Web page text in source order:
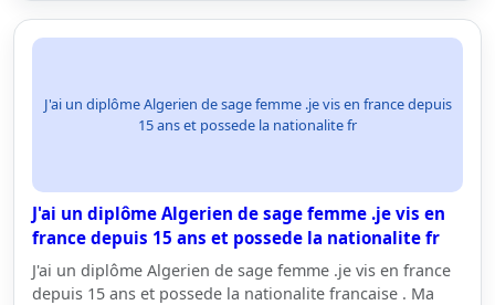
J'ai un diplôme Algerien de sage femme .je vis en france depuis
15 ans et possede la nationalite fr
J'ai un diplôme Algerien de sage femme .je vis en
france depuis 15 ans et possede la nationalite fr
J'ai un diplôme Algerien de sage femme .je vis en france
depuis 15 ans et possede la nationalite francaise . Ma